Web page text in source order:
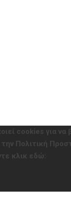
cookies για να
την Πολιτική
κλικ εδώ: